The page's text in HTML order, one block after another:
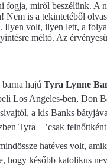
fogja, miről beszélünk. A
Nem is a tekintetéből
Ilyen volt, ilyen lett, a
méltó. Az
hajú Tyra Lynne
Los Angeles-ben, Don
a kis Banks
Tyra – ’csak
hatéves volt,
hogy később katolikus